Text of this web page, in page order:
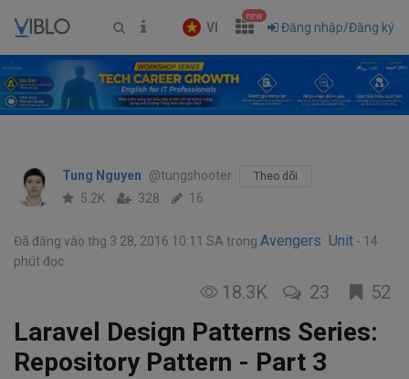
VI
new
Đăng nhập/Đăng ký
Tung Nguyen @tungshooter Theo dõi
5.2K 328 16
Đã đăng vào thg 3 28, 2016 10:11 SA trong Avengers Unit
14
phút đọc
18.3K 23 52
Laravel Design Patterns Series:
Repository Pattern - Part 3